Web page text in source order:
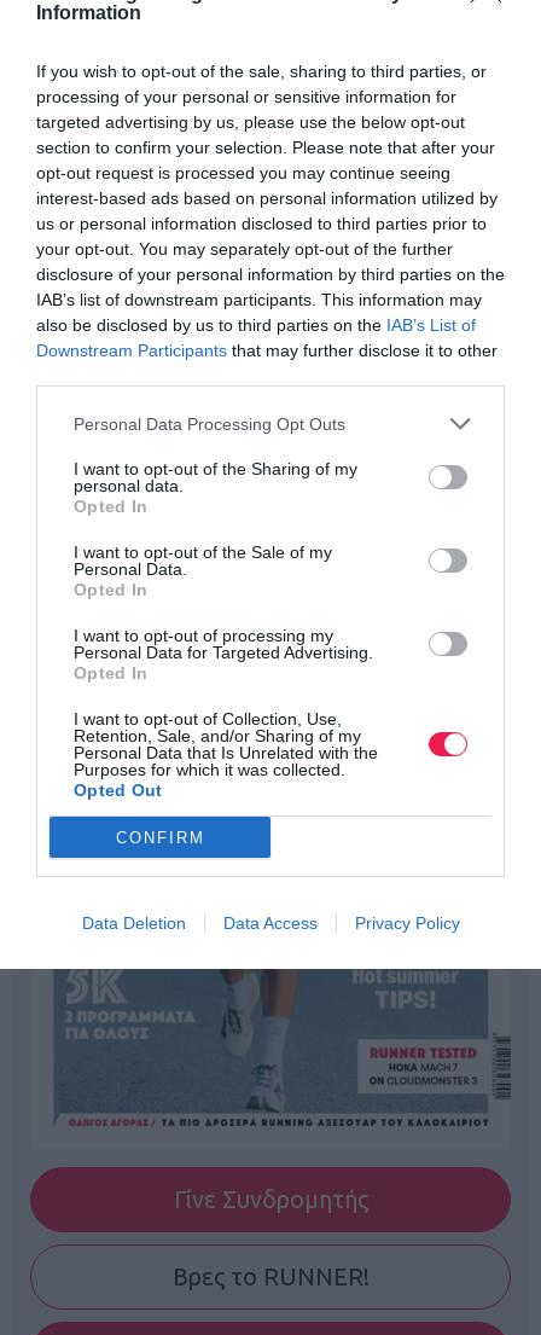
Information
If you wish to opt-out of the sale, sharing to third parties, or
processing of your personal or sensitive information for
targeted advertising by us, please use the below opt-out
section to confirm your selection. Please note that after your
opt-out request is processed you may continue seeing
interest-based ads based on personal information utilized by
us or personal information disclosed to third parties prior to
your opt-out. You may separately opt-out of the further
disclosure of your personal information by third parties on the
IAB’s list of downstream participants. This information may
also be disclosed by us to third parties on the IAB’s List of
Downstream Participants that may further disclose it to other
Personal Data Processing Opt Outs
I want to opt-out of the Sharing of my
personal data.
Opted In
I want to opt-out of the Sale of my
Personal Data.
Opted In
I want to opt-out of processing my
Personal Data for Targeted Advertising.
Opted In
I want to opt-out of Collection, Use,
Retention, Sale, and/or Sharing of my
Personal Data that Is Unrelated with the
Purposes for which it was collected.
Opted Out
CONFIRM
Data Deletion Data Access Privacy Policy
Γίνε Συνδρομητής
Βρες το RUNNER!